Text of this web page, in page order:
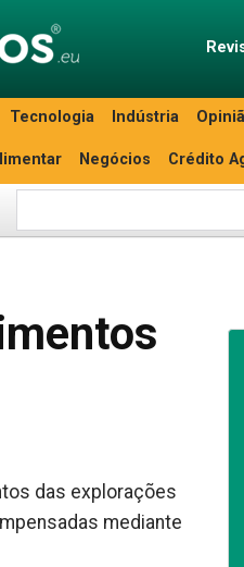
Tecnologia Indústria
Negócios Crédito
das explorações
mediante